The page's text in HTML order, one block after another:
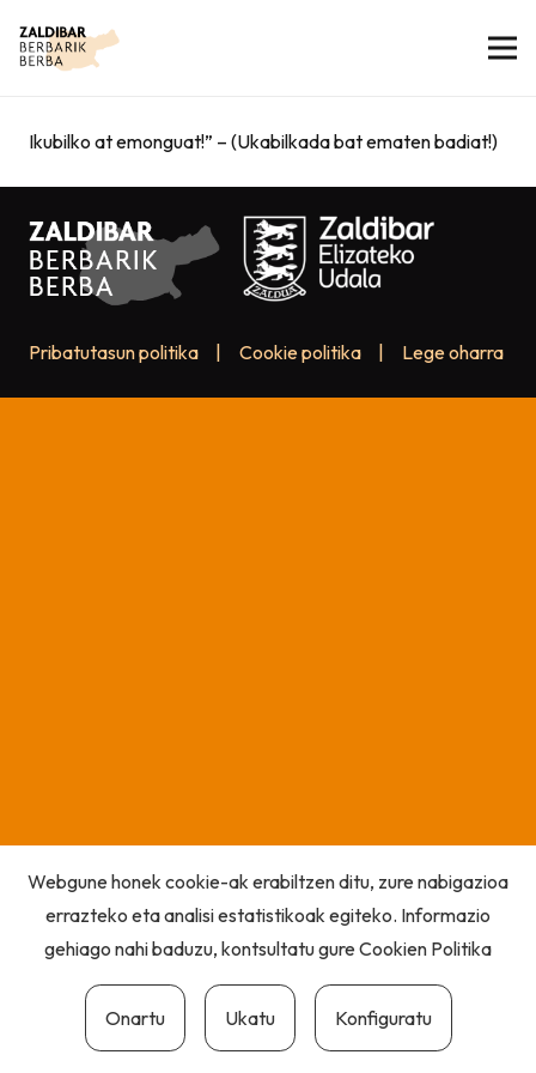
Ikubilko at emonguat!” – (Ukabilkada bat ematen badiat!)
Pribatutasun politika Cookie politika Lege oharra
Webgune honek cookie-ak erabiltzen ditu, zure nabigazioa
errazteko eta analisi estatistikoak egiteko. Informazio
gehiago nahi baduzu, kontsultatu gureCookien Politika
Onartu Ukatu Konfiguratu